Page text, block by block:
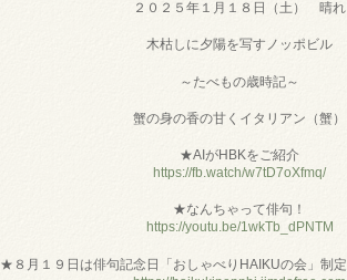
２０２５年１月１８日（土） 晴れ
木枯しに夕陽を写すノッポビル
～たべもの歳時記～
蟹の身の香の甘くイタリアン（蟹）
★AIがHBKをご紹介
https://fb.watch/w7tD7oXfmq/
★なんちゃって俳句！
https://youtu.be/1wkTb_dPNTM
★８月１９日は俳句記念日「おしゃべりHAIKUの会」制定